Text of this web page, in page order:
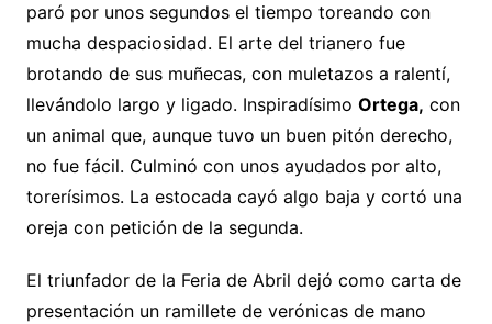
paró por unos segundos el tiempo toreando con
mucha despaciosidad. El arte del trianero fue
brotando de sus muñecas, con muletazos a ralentí,
llevándolo largo y ligado. Inspiradísimo Ortega, con
un animal que, aunque tuvo un buen pitón derecho,
no fue fácil. Culminó con unos ayudados por alto,
torerísimos. La estocada cayó algo baja y cortó una
oreja con petición de la segunda.
El triunfador de la Feria de Abril dejó como carta de
presentación un ramillete de verónicas de mano